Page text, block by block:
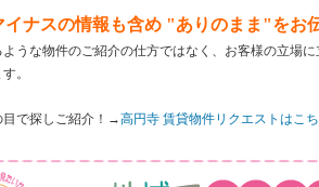
イナスの情報も含め "ありのまま"をお
うな物件のご紹介の仕方ではなく、お客様の立場
。
で探しご紹介！→高円寺 賃貸物件リクエストはこ